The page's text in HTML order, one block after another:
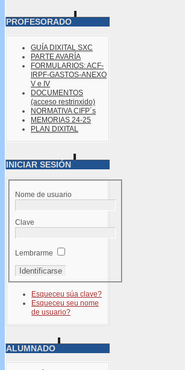
PROFESORADO
GUÍA DIXITAL SXC
PARTE AVARÍA
FORMULARIOS: ACF-
IRPF-GASTOS-ANEXO
V e IV
DOCUMENTOS
(acceso restrinxido)
NORMATIVA CIFP´s
MEMORIAS 24-25
PLAN DIXITAL
INICIAR SESIÓN
Nome de usuario
Clave
Lembrarme
Esqueceu súa clave?
Esqueceu seu nome
de usuario?
ALUMNADO